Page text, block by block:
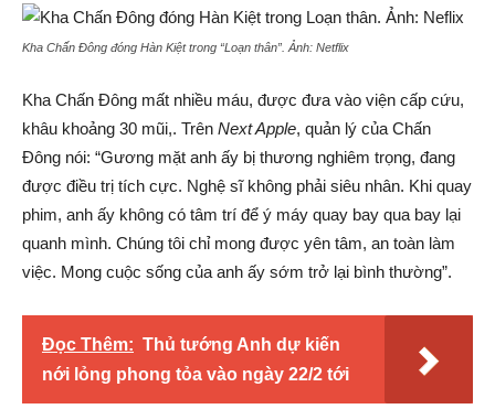
Kha Chấn Đông đóng Hàn Kiệt trong “Loạn thân”. Ảnh: Netflix
Kha Chấn Đông mất nhiều máu, được đưa vào viện cấp cứu,
khâu khoảng 30 mũi,. Trên Next Apple, quản lý của Chấn
Đông nói: “Gương mặt anh ấy bị thương nghiêm trọng, đang
được điều trị tích cực. Nghệ sĩ không phải siêu nhân. Khi quay
phim, anh ấy không có tâm trí để ý máy quay bay qua bay lại
quanh mình. Chúng tôi chỉ mong được yên tâm, an toàn làm
việc. Mong cuộc sống của anh ấy sớm trở lại bình thường”.
Đọc Thêm: Thủ tướng Anh dự kiến
nới lỏng phong tỏa vào ngày 22/2 tới